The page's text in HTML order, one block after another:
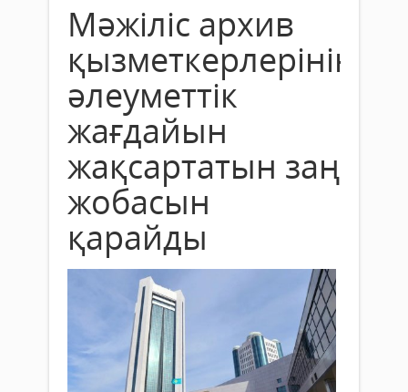
Мәжіліс архив
қызметкерлерінің
әлеуметтік
жағдайын
жақсартатын заң
жобасын
қарайды